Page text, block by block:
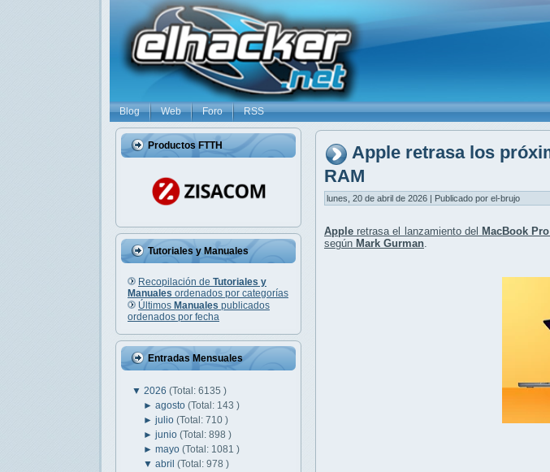
Blog Web Foro RSS
Productos FTTH
Tutoriales y Manuales
Recopilación de Tutoriales y
Manuales ordenados por categorías
Últimos Manuales publicados
ordenados por fecha
Entradas Mensuales
▼ 2026 (Total: 6135 )
►agosto(Total: 143 )
►julio(Total: 710 )
►junio(Total: 898 )
►mayo(Total: 1081 )
▼abril(Total: 978 )
Apple retrasa los
RAM
lunes, 20 de abril de 2026 | Publicado por el-brujo
Apple retrasa el lanzamiento del MacBook
según Mark Gurman